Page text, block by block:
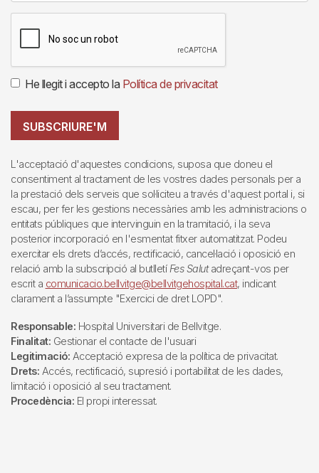
He llegit i accepto la Política de privacitat
SUBSCRIURE'M
L'acceptació d'aquestes condicions, suposa que doneu el
consentiment al tractament de les vostres dades personals per a
la prestació dels serveis que sol·liciteu a través d'aquest portal i, si
escau, per fer les gestions necessàries amb les administracions o
entitats públiques que intervinguin en la tramitació, i la seva
posterior incorporació en l'esmentat fitxer automatitzat. Podeu
exercitar els drets d’accés, rectificació, cancel·lació i oposició en
relació amb la subscripció al butlletí Fes Salutadreçant-vos per
escrit a comunicacio.bellvitge@bellvitgehospital.cat, indicant
clarament a l’assumpte "Exercici de dret LOPD".
Responsable: Hospital Universitari de Bellvitge.
Finalitat: Gestionar el contacte de l'usuari
Legitimació: Acceptació expresa de la política de privacitat.
Drets: Accés, rectificació, supresió i portabilitat de les dades,
limitació i oposició al seu tractament.
Procedència: El propi interessat.